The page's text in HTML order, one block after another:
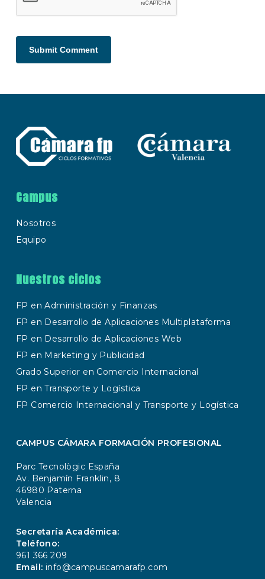
Campus
Nosotros
Equipo
Nuestros ciclos
FP en Administración y Finanzas
FP en Desarrollo de Aplicaciones Multiplataforma
FP en Desarrollo de Aplicaciones Web
FP en Marketing y Publicidad
Grado Superior en Comercio Internacional
FP en Transporte y Logística
FP Comercio Internacional y Transporte y Logística
CAMPUS CÁMARA FORMACIÓN PROFESIONAL
Parc Tecnològic España
Av. Benjamín Franklin, 8
46980 Paterna
Valencia
Secretaría Académica:
Teléfono:
961 366 209
Email: info@campuscamarafp.com